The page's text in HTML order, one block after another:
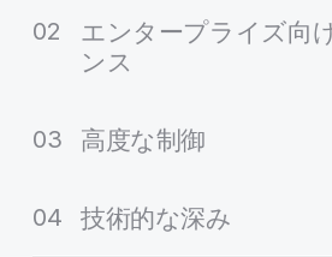
02
エンタープライズ向
ンス
環境向けに設計されています
03 高度な制御
より高度な制御サイクル
04 技術的な深み